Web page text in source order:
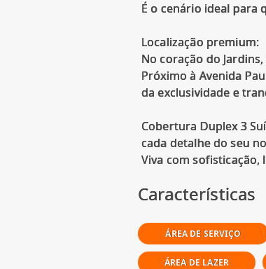
É o cenário ideal
Localização premium:
No coração do
Próximo à Avenida
da exclusividade e
Cobertura Duplex 3
cada detalhe do seu
Características
ÁREA DE SERVIÇO
ÁREA DE LAZER